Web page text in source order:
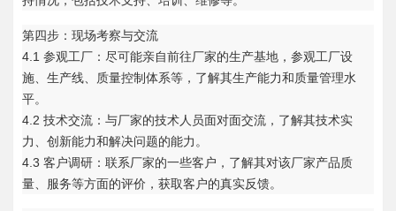
第四步：现场考察与交流
4.1 参观工厂：尽可能亲自前往厂家的生产基地，参观工厂设
施、生产线、质量控制体系等，了解其生产能力和质量管理水
平。
4.2 技术交流：与厂家的技术人员面对面交流，了解其技术实
力、创新能力和解决问题的能力。
4.3 客户调研：联系厂家的一些客户，了解其对该厂家产品质
量、服务等方面的评价，获取客户的真实反馈。